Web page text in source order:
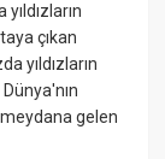
çıkan
yıldızların
gelen